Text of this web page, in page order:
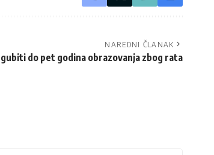
NAREDNI ČLANAK
do pet godina obrazovanja zbog rata